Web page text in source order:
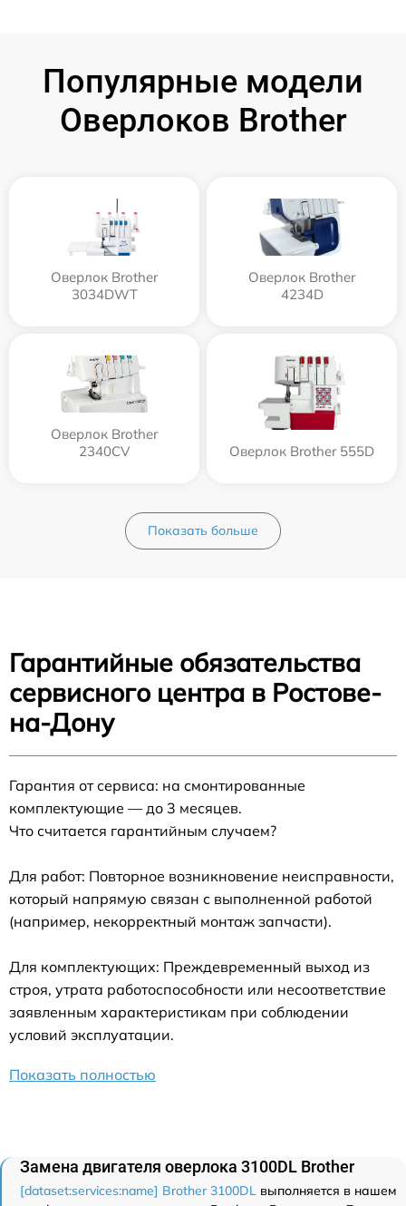
Популярные модели
Оверлоков Brother
Оверлок Brother
3034DWT
Оверлок Brother
4234D
Оверлок Brother
2340CV
Оверлок Brother 555D
Показать больше
Гарантийные обязательства
сервисного центра в Ростове-
на-Дону
Гарантия от сервиса: на смонтированные
комплектующие — до 3 месяцев.
Что считается гарантийным случаем?
Для работ: Повторное возникновение неисправности,
который напрямую связан с выполненной работой
(например, некорректный монтаж запчасти).
Для комплектующих: Преждевременный выход из
строя, утрата работоспособности или несоответствие
заявленным характеристикам при соблюдении
условий эксплуатации.
Показать полностью
Замена двигателя оверлока 3100DL Brother
[dataset:services:name] Brother 3100DL выполняется в нашем